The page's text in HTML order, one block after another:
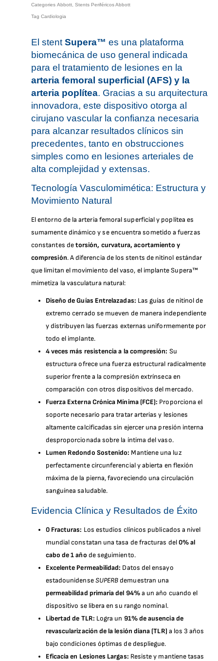
Categories Abbott Stents Periféricos Abbott
Tag Cardiologia
El stent Supera™ es una plataforma
biomecánica de uso general indicada
para el tratamiento de lesiones en la
arteria femoral superficial (AFS) y la
arteria poplítea. Gracias a su arquitectura
innovadora, este dispositivo otorga al
cirujano vascular la confianza necesaria
para alcanzar resultados clínicos sin
precedentes, tanto en obstrucciones
simples como en lesiones arteriales de
alta complejidad y extensas.
Tecnología Vasculomimética: Estructura y
Movimiento Natural
El entorno de la arteria femoral superficial y poplítea es
sumamente dinámico y se encuentra sometido a fuerzas
constantes detorsión, curvatura, acortamiento y
compresión. A diferencia de los stents de nitinol estándar
que limitan el movimiento del vaso, el implante Supera™
mimetiza la vasculatura natural:
Diseño de Guías Entrelazadas: Las guías de nitinol de
extremo cerrado se mueven de manera independiente
y distribuyen las fuerzas externas uniformemente por
todo el implante.
4 veces más resistencia a la compresión: Su
estructura ofrece una fuerza estructural radicalmente
superior frente a la compresión extrínseca en
comparación con otros dispositivos del mercado.
Fuerza Externa Crónica Mínima (FCE): Proporciona el
soporte necesario para tratar arterias y lesiones
altamente calcificadas sin ejercer una presión interna
desproporcionada sobre la íntima del vaso.
Lumen Redondo Sostenido: Mantiene una luz
perfectamente circunferencial y abierta en flexión
máxima de la pierna, favoreciendo una circulación
sanguínea saludable.
Evidencia Clínica y Resultados de Éxito
0 Fracturas: Los estudios clínicos publicados a nivel
mundial constatan una tasa de fracturas del0% al
cabo de 1 año de seguimiento.
Excelente Permeabilidad: Datos del ensayo
estadounidenseSUPERBdemuestran una
permeabilidad primaria del 94%a un año cuando el
dispositivo se libera en su rango nominal.
Libertad de TLR: Logra un 91% de ausencia de
revascularización de la lesión diana (TLR) a los 3 años
bajo condiciones óptimas de despliegue.
Eficacia en Lesiones Largas: Resiste y mantiene tasas